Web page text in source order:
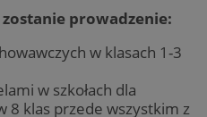
prowadzenie:
w klasach 1-3
w szkołach dla
8 klas przede wszystkim z